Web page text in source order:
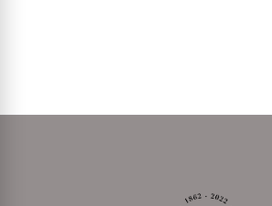
mezzo di pagamento scelto. Il